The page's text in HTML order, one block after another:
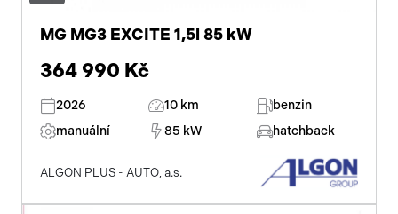
MG MG3 EXCITE 1,5l 85 kW
364 990 Kč
2026 10 km
benzin
manuální
85 kW hatchback
ALGON PLUS - AUTO, a.s.